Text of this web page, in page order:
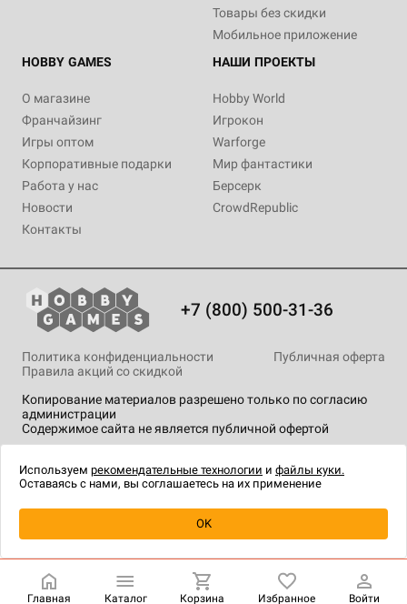
Купить
Товары без скидки
Мобильное приложение
HOBBY GAMES
О магазине
Франчайзинг
Игры оптом
Корпоративные подарки
Работа у нас
Новости
Контакты
НАШИ ПРОЕКТЫ
Hobby World
Игрокон
Warforge
Мир фантастики
Берсерк
CrowdRepublic
+7 (800) 500-31-36
Копирование материалов разрешено только по согласию
администрации
Содержимое сайта не является публичной офертой
Политика конфиденциальности
Публичная оферта
Правила акций со скидкой
технологии.
Главная Каталог Корзина Избранное Войти
Используем рекомендательные технологии и файлы куки.
Оставаясь с нами, вы соглашаетесь на их применение
OK